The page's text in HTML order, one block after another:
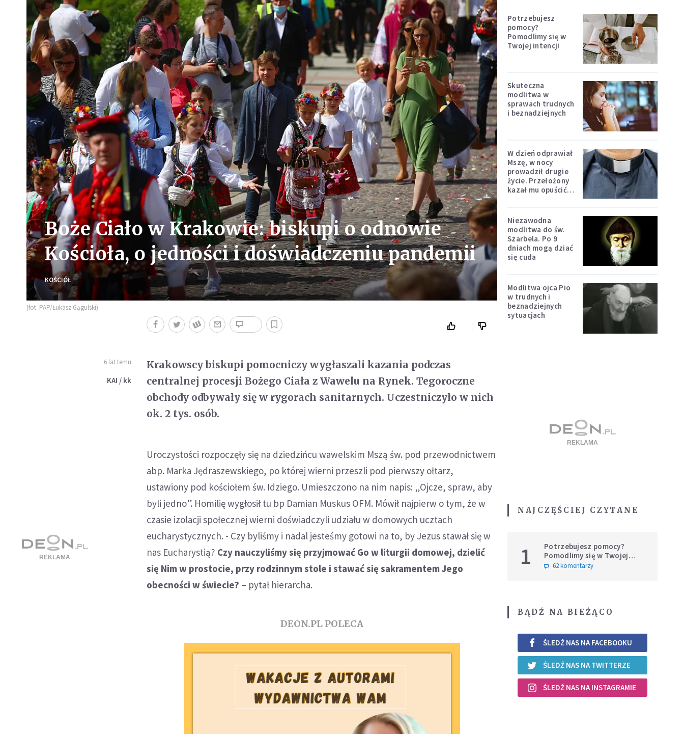
Boże Ciało w Krakowie: biskupi o odnowie
Kościoła, o jedności i doświadczeniu pandemii
KOŚCIÓŁ
(fot. PAP/Łukasz Gągulski)
6 lat temu
KAI / kk
Krakowscy biskupi pomocniczy wygłaszali kazania podczas
centralnej procesji Bożego Ciała z Wawelu na Rynek. Tegoroczne
obchody odbywały się w rygorach sanitarnych. Uczestniczyło w nich
ok. 2 tys. osób.
Uroczystości rozpoczęły się na dziedzińcu wawelskim Mszą św. pod przewodnictwem
abp. Marka Jędraszewskiego, po której wierni przeszli pod pierwszy ołtarz,
ustawiony pod kościołem św. Idziego. Umieszczono na nim napis: „Ojcze, spraw, aby
byli jedno”. Homilię wygłosił tu bp Damian Muskus OFM. Mówił najpierw o tym, że w
czasie izolacji społecznej wierni doświadczyli udziału w domowych ucztach
eucharystycznych. - Czy byliśmy i nadal jesteśmy gotowi na to, by Jezus stawał się w
nas Eucharystią? Czy nauczyliśmy się przyjmować Go w liturgii domowej, dzielić
się Nim w prostocie, przy rodzinnym stole i stawać się sakramentem Jego
obecności w świecie? – pytał hierarcha.
DEON.PL POLECA
Potrzebujesz
pomocy?
Pomodlimy się w
Twojej intencji
Skuteczna
modlitwa w
sprawach trudnych
i beznadziejnych
W dzień odprawiał
Mszę, w nocy
prowadził drugie
życie. Przełożony
kazał mu opuścić
Niezawodna
modlitwa do św.
Szarbela. Po 9
dniach mogą dziać
się cuda
Modlitwa ojca Pio
w trudnych i
beznadziejnych
sytuacjach
NAJCZĘŚCIEJ CZYTANE
1
Potrzebujesz pomocy?
Pomodlimy się w Twojej
intencji
62 komentarzy
BĄDŹ NA BIEŻĄCO
ŚLEDŹ NAS NA FACEBOOKU
ŚLEDŹ NAS NA TWITTERZE
ŚLEDŹ NAS NA INSTAGRAMIE